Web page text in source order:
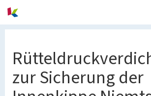
zur Sicherung der